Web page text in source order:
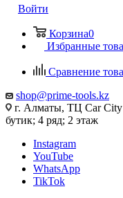
Войти
Корзина0
Избранные
Сравнение
shop@prime-tools.kz
г. Алматы, ТЦ Car
бутик; 4 ряд; 2 этаж
Instagram
YouTube
WhatsApp
TikTok